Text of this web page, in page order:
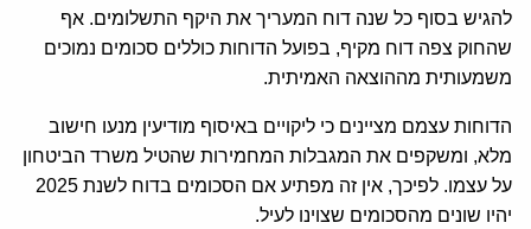
להגיש בסוף כל שנה דוח המעריך את היקף התשלומים. אף
שהחוק צפה דוח מקיף, בפועל הדוחות כוללים סכומים נמוכים
משמעותית מההוצאה האמיתית.
הדוחות עצמם מציינים כי ליקויים באיסוף מודיעין מנעו חישוב
מלא, ומשקפים את המגבלות המחמירות שהטיל משרד הביטחון
על עצמו. לפיכך, אין זה מפתיע אם הסכומים בדוח לשנת 2025
יהיו שונים מהסכומים שצוינו לעיל.